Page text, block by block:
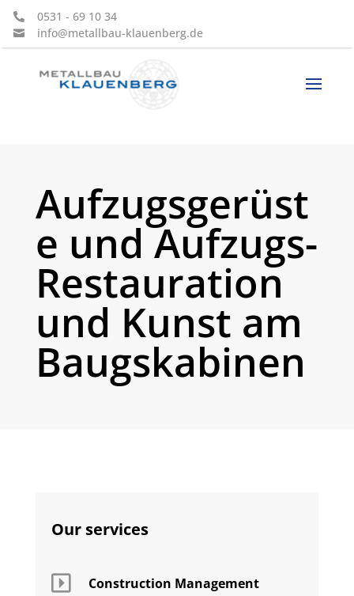
 0531 - 69 10 34
 info@metallbau-klauenberg.de
Aufzugsgerüst
e und Aufzugs-
Restauration
und Kunst am
Baugskabinen
Our services
 Construction Management